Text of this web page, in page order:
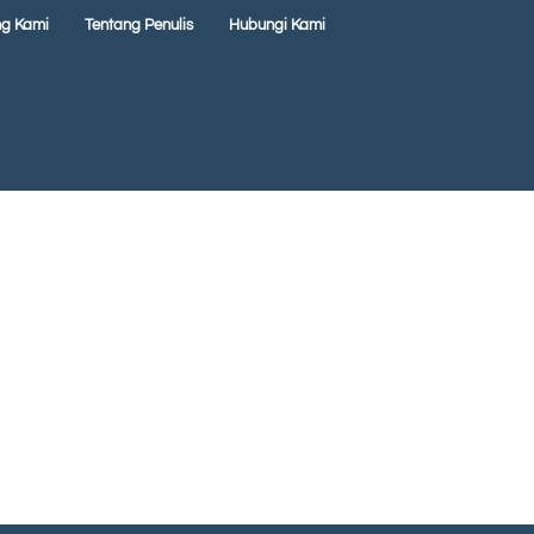
Kami Tentang Penulis Hubungi Kami